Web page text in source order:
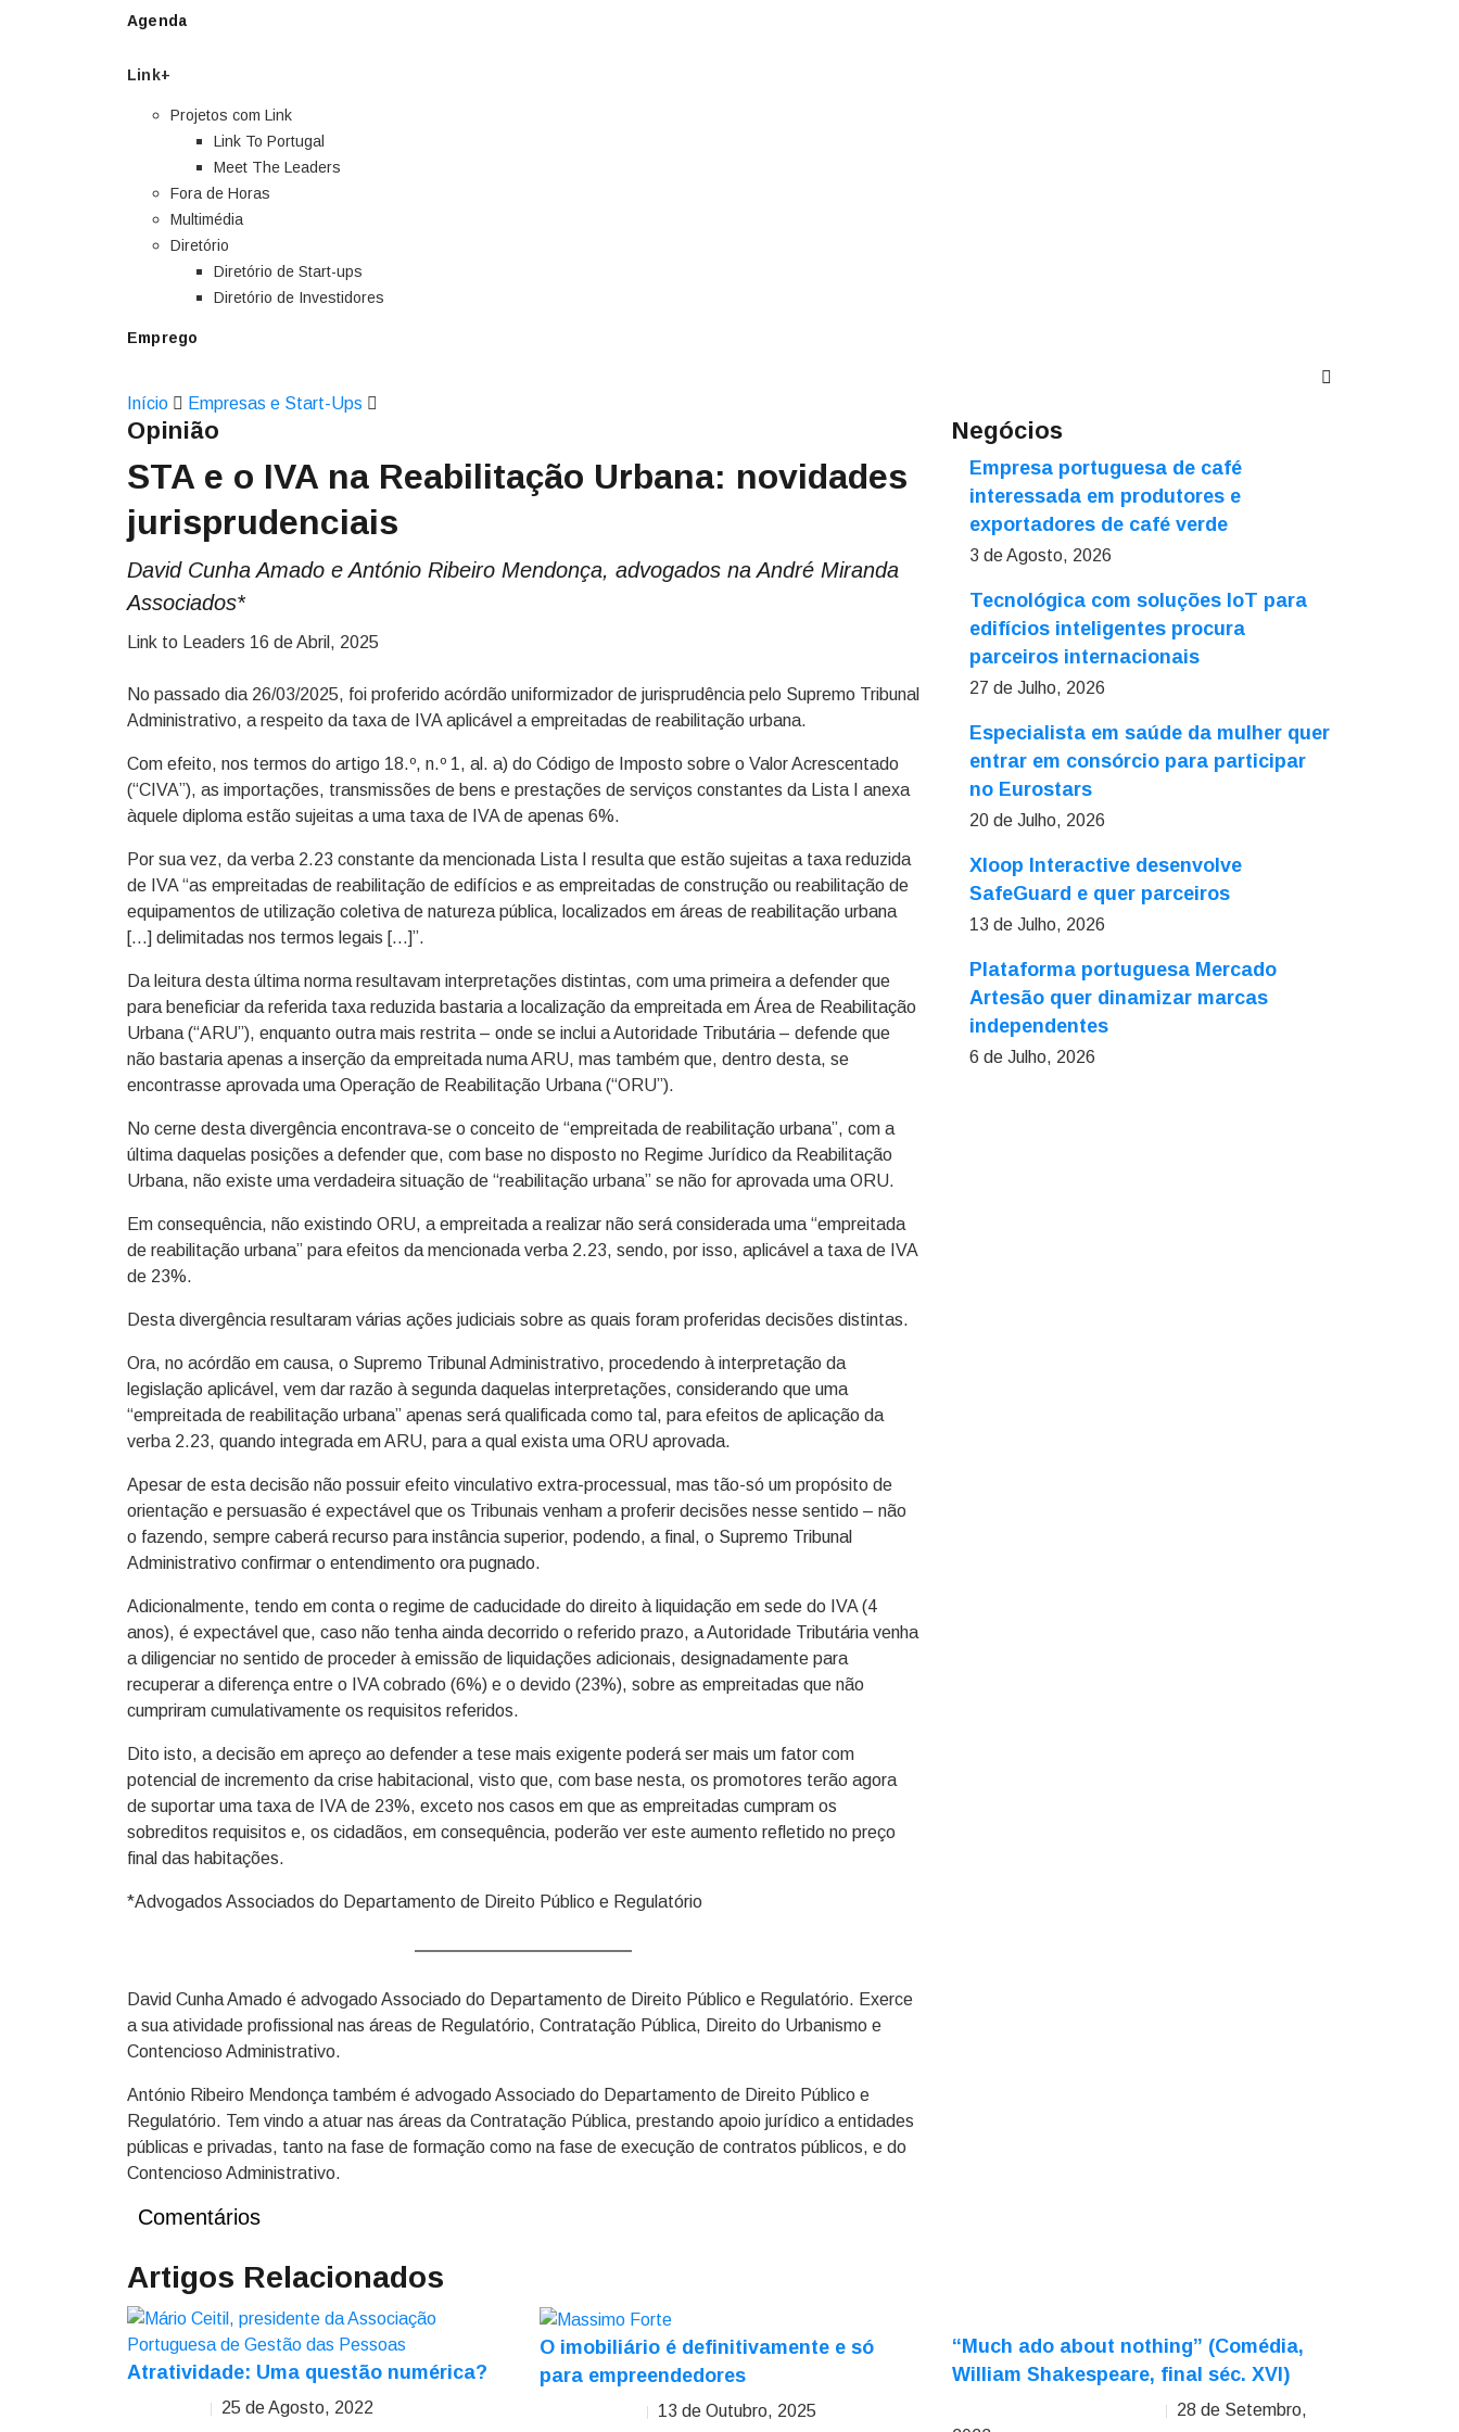
Agenda
Link+
Projetos com Link
Link To Portugal
Meet The Leaders
Fora de Horas
Multimédia
Diretório
Diretório de Start-ups
Diretório de Investidores
Emprego
Início Empresas e Start-Ups
Opinião
STA e o IVA na Reabilitação Urbana: novidades
jurisprudenciais
David Cunha Amado e António Ribeiro Mendonça, advogados na André Miranda
Associados*
Link to Leaders 16 de Abril, 2025
No passado dia 26/03/2025, foi proferido acórdão uniformizador de jurisprudência pelo Supremo Tribunal
Administrativo, a respeito da taxa de IVA aplicável a empreitadas de reabilitação urbana.
Com efeito, nos termos do artigo 18.º, n.º 1, al. a) do Código de Imposto sobre o Valor Acrescentado
(“CIVA”), as importações, transmissões de bens e prestações de serviços constantes da Lista I anexa
àquele diploma estão sujeitas a uma taxa de IVA de apenas 6%.
Por sua vez, da verba 2.23 constante da mencionada Lista I resulta que estão sujeitas a taxa reduzida
de IVA “as empreitadas de reabilitação de edifícios e as empreitadas de construção ou reabilitação de
equipamentos de utilização coletiva de natureza pública, localizados em áreas de reabilitação urbana
[…] delimitadas nos termos legais […]”.
Da leitura desta última norma resultavam interpretações distintas, com uma primeira a defender que
para beneficiar da referida taxa reduzida bastaria a localização da empreitada em Área de Reabilitação
Urbana (“ARU”), enquanto outra mais restrita – onde se inclui a Autoridade Tributária – defende que
não bastaria apenas a inserção da empreitada numa ARU, mas também que, dentro desta, se
encontrasse aprovada uma Operação de Reabilitação Urbana (“ORU”).
No cerne desta divergência encontrava-se o conceito de “empreitada de reabilitação urbana”, com a
última daquelas posições a defender que, com base no disposto no Regime Jurídico da Reabilitação
Urbana, não existe uma verdadeira situação de “reabilitação urbana” se não for aprovada uma ORU.
Em consequência, não existindo ORU, a empreitada a realizar não será considerada uma “empreitada
de reabilitação urbana” para efeitos da mencionada verba 2.23, sendo, por isso, aplicável a taxa de IVA
de 23%.
Desta divergência resultaram várias ações judiciais sobre as quais foram proferidas decisões distintas.
Ora, no acórdão em causa, o Supremo Tribunal Administrativo, procedendo à interpretação da
legislação aplicável, vem dar razão à segunda daquelas interpretações, considerando que uma
“empreitada de reabilitação urbana” apenas será qualificada como tal, para efeitos de aplicação da
verba 2.23, quando integrada em ARU, para a qual exista uma ORU aprovada.
Apesar de esta decisão não possuir efeito vinculativo extra-processual, mas tão-só um propósito de
orientação e persuasão é expectável que os Tribunais venham a proferir decisões nesse sentido – não
o fazendo, sempre caberá recurso para instância superior, podendo, a final, o Supremo Tribunal
Administrativo confirmar o entendimento ora pugnado.
Adicionalmente, tendo em conta o regime de caducidade do direito à liquidação em sede do IVA (4
anos), é expectável que, caso não tenha ainda decorrido o referido prazo, a Autoridade Tributária venha
a diligenciar no sentido de proceder à emissão de liquidações adicionais, designadamente para
recuperar a diferença entre o IVA cobrado (6%) e o devido (23%), sobre as empreitadas que não
cumpriram cumulativamente os requisitos referidos.
Dito isto, a decisão em apreço ao defender a tese mais exigente poderá ser mais um fator com
potencial de incremento da crise habitacional, visto que, com base nesta, os promotores terão agora
de suportar uma taxa de IVA de 23%, exceto nos casos em que as empreitadas cumpram os
sobreditos requisitos e, os cidadãos, em consequência, poderão ver este aumento refletido no preço
final das habitações.
*Advogados Associados do Departamento de Direito Público e Regulatório
David Cunha Amado é advogado Associado do Departamento de Direito Público e Regulatório. Exerce
a sua atividade profissional nas áreas de Regulatório, Contratação Pública, Direito do Urbanismo e
Contencioso Administrativo.
António Ribeiro Mendonça também é advogado Associado do Departamento de Direito Público e
Regulatório. Tem vindo a atuar nas áreas da Contratação Pública, prestando apoio jurídico a entidades
públicas e privadas, tanto na fase de formação como na fase de execução de contratos públicos, e do
Contencioso Administrativo.
Comentários
Negócios
Empresa portuguesa de café
interessada em produtores e
exportadores de café verde
3 de Agosto, 2026
Tecnológica com soluções IoT para
edifícios inteligentes procura
parceiros internacionais
27 de Julho, 2026
Especialista em saúde da mulher quer
entrar em consórcio para participar
no Eurostars
20 de Julho, 2026
Xloop Interactive desenvolve
SafeGuard e quer parceiros
13 de Julho, 2026
Plataforma portuguesa Mercado
Artesão quer dinamizar marcas
independentes
6 de Julho, 2026
Artigos Relacionados
Atratividade: Uma questão numérica?
25 de Agosto, 2022
O imobiliário é definitivamente e só
para empreendedores
13 de Outubro, 2025
“Much ado about nothing” (Comédia,
William Shakespeare, final séc. XVI)
28 de Setembro,